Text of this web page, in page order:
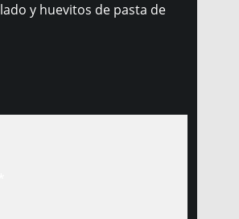
y huevitos de pasta de